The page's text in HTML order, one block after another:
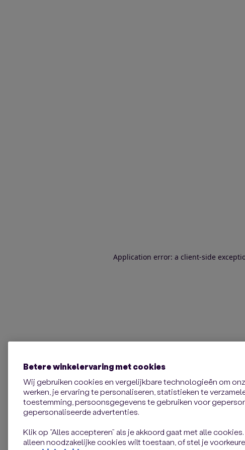
Application error: a client-side
Betere winkelervaring met cookies
Wij gebruiken cookies en vergelijkbare technologieën om
werken, je ervaring te personaliseren, statistieken te
toestemming, persoonsgegevens te gebruiken voor
gepersonaliseerde advertenties.
Klik op “Alles accepteren” als je akkoord gaat met alle
alleen noodzakelijke cookies wilt toestaan, of stel je